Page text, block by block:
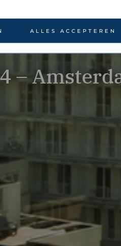
–
ALLES ACCEPTEREN